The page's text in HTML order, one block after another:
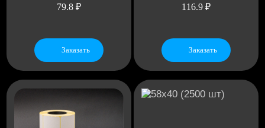
79.8₽
Заказать
60
116.9₽
Заказать
54